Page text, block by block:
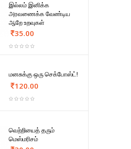
இல்லம் இனிக்க
அரவணைக்க வேண்டிய
ஆறே உறவுகள்
35.00
மனசுக்கு ஒரு செக்போஸ்ட்!
120.00
வெற்றியைத் தரும்
மெஸ்மரிசம்